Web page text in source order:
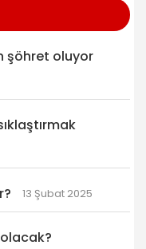
şöhret oluyor
13 Şubat 2025
olacak?